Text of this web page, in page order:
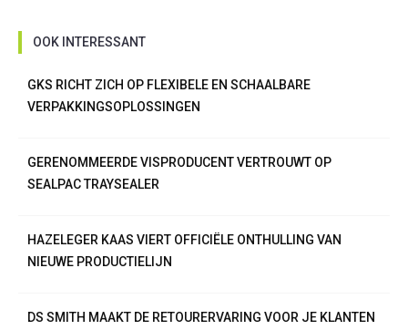
OOK INTERESSANT
GKS RICHT ZICH OP FLEXIBELE EN SCHAALBARE
VERPAKKINGSOPLOSSINGEN
GERENOMMEERDE VISPRODUCENT VERTROUWT OP
SEALPAC TRAYSEALER
HAZELEGER KAAS VIERT OFFICIËLE ONTHULLING VAN
NIEUWE PRODUCTIELIJN
DS SMITH MAAKT DE RETOURERVARING VOOR JE KLANTEN